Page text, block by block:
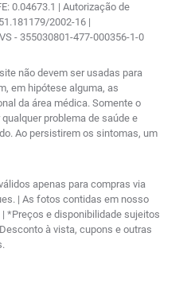
0.04673.1 | Autorização de
2002-16 |
- 355030801-477-000356-1-0
não devem ser usadas para
em hipótese alguma, as
da área médica. Somente o
problema de saúde e
Ao persistirem os sintomas, um
apenas para compras via
| As fotos contidas em nosso
*Preços e disponibilidade sujeitos
à vista, cupons e outras